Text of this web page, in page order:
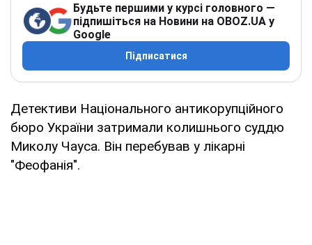
Будьте першими у курсі головного —
підпишіться на Новини на OBOZ.UA у
Google
Підписатися
Детективи Національного антикорупційного
бюро України затримали колишнього суддю
Миколу Чауса. Він перебував у лікарні
"Феофанія".